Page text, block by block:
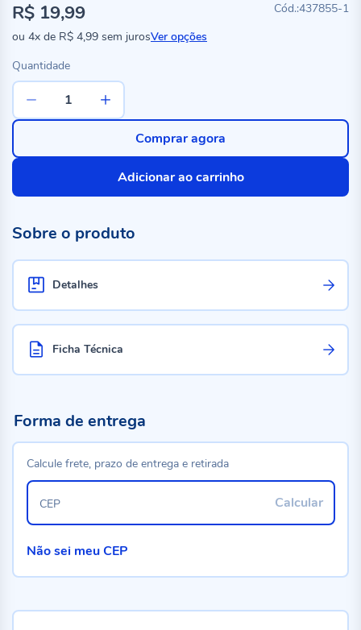
437855-1
R$ 19,99
ou 4x de R$ 4,99 sem jurosVer opções
Quantidade
Adicionar ao carrinho
Comprar agora
Sobre o produto
Detalhes
Ficha Técnica
Forma de entrega
Calcule frete, prazo de entrega e retirada
Calcular
CEP
Não sei meu CEP